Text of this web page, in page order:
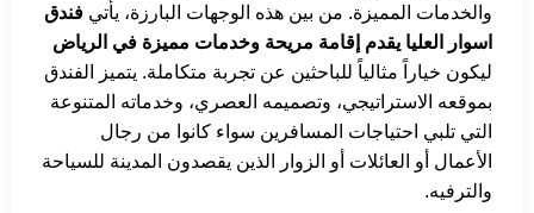
والخدمات المميزة. من بين هذه الوجهات البارزة، يأتي فندق
اسوار العليا يقدم إقامة مريحة وخدمات مميزة في الرياض
ليكون خياراً مثالياً للباحثين عن تجربة متكاملة. يتميز الفندق
بموقعه الاستراتيجي، وتصميمه العصري، وخدماته المتنوعة
التي تلبي احتياجات المسافرين سواء كانوا من رجال
الأعمال أو العائلات أو الزوار الذين يقصدون المدينة للسياحة
والترفيه.